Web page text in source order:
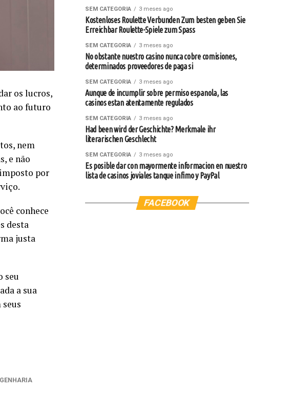
os lucros,
ao futuro
nem
e não
por
conhece
desta
justa
seu
a sua
SEM CATEGORIA 3 meses ago
Kostenloses Roulette Verbunden Zum besten geben Sie
Erreichbar Roulette-Spiele zum Spass
SEM CATEGORIA 3 meses ago
No obstante nuestro casino nunca cobre comisiones,
determinados proveedores de paga si
SEM CATEGORIA 3 meses ago
Aunque de incumplir sobre permiso espanola, las
casinos estan atentamente regulados
SEM CATEGORIA 3 meses ago
Had been wird der Geschichte? Merkmale ihr
literarischen Geschlecht
SEM CATEGORIA 3 meses ago
Es posible dar con mayormente informacion en nuestro
lista de casinos joviales tanque infimo y PayPal
FACEBOOK